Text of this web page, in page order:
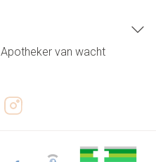
Apotheker van wacht